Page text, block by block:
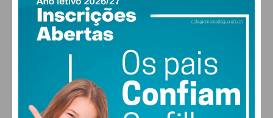
24°
few clouds
MAX 24 • MIN 24
28° 27 28 30 °